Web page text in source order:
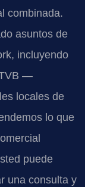
combinada.
asuntos de
incluyendo
—
locales de
lo que
puede
una consulta y